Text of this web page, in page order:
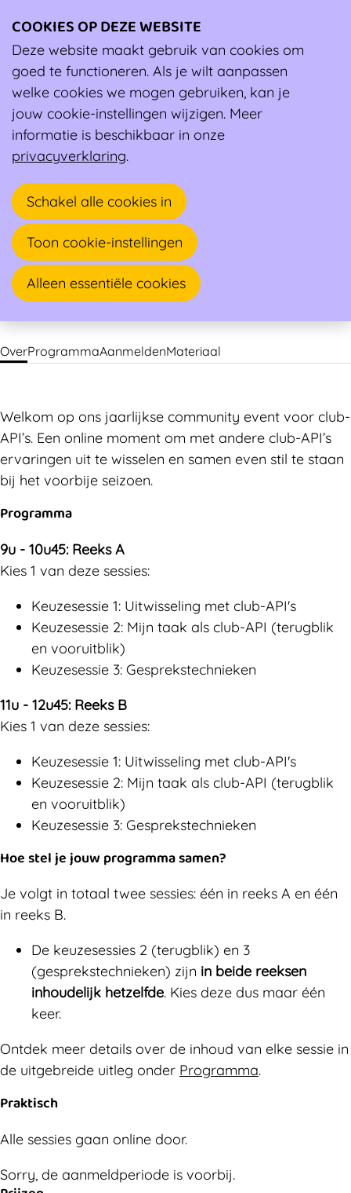
Vormingen Over Dag van de club-API (online)
Over Dag van de club-API (online)
ZA
06
JUN
09:00 - 13:00 Online
Dag van de club-API (online)
Online Sportclub Aanspreekpersoon Integriteit
OverProgrammaAanmeldenMateriaal
Welkom op ons jaarlijkse community event voor club-
API’s. Een online moment om met andere club-API’s
ervaringen uit te wisselen en samen even stil te staan
bij het voorbije seizoen.
Programma
9u - 10u45: Reeks A
Kies 1 van deze sessies:
Keuzesessie 1: Uitwisseling met club-API's
Keuzesessie 2: Mijn taak als club-API (terugblik
en vooruitblik)
Keuzesessie 3: Gesprekstechnieken
11u - 12u45: Reeks B
Kies 1 van deze sessies:
Keuzesessie 1: Uitwisseling met club-API's
Keuzesessie 2: Mijn taak als club-API (terugblik
en vooruitblik)
Keuzesessie 3: Gesprekstechnieken
Hoe stel je jouw programma samen?
Je volgt in totaal twee sessies: één in reeks A en één
in reeks B.
De keuzesessies 2 (terugblik) en 3
(gesprekstechnieken) zijn in beide reeksen
inhoudelijk hetzelfde. Kies deze dus maar één
keer.
Ontdek meer details over de inhoud van elke sessie in
de uitgebreide uitleg onder Programma.
Praktisch
Alle sessies gaan online door.
Aanmelden
Sorry, de aanmeldperiode is voorbij.
COOKIES OP DEZE WEBSITE
Deze website maakt gebruik van cookies om
goed te functioneren. Als je wilt aanpassen
welke cookies we mogen gebruiken, kan je
jouw cookie-instellingen wijzigen. Meer
informatie is beschikbaar in onze
privacyverklaring.
Schakel alle cookies in
Toon cookie-instellingen
Alleen essentiële cookies